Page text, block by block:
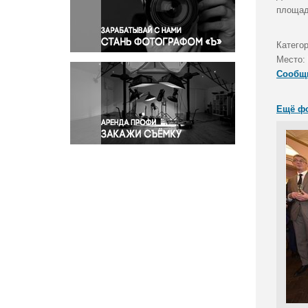
Правосудие
Происшествия и конфликты
Религия
Светская жизнь
Спорт
Экология
Экономика и бизнес
Место:
Ещё